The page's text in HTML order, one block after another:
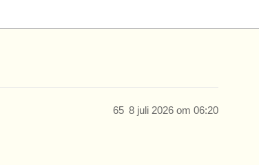
8 juli 2026 om 06:20
65